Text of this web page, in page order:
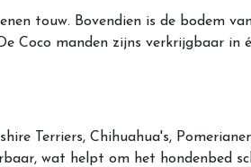
touw. Bovendien is de bodem
Coco manden zijns verkrijgbaar in
Terriers, Chihuahua's,
wat helpt om het hondenbed